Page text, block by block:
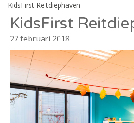
KidsFirst Reitdiephaven
KidsFirst
27 februari 2018